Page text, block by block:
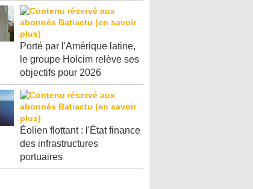
Porté par l'Amérique latine,
le groupe Holcim relève ses
objectifs pour 2026
Éolien flottant : l'État finance
des infrastructures
portuaires